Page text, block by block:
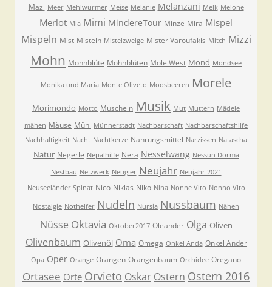
Mazi Meer Mehlwürmer Meise Melanie Melanzani Melk Melone
Merlot Mia Mimi MindereTour Minze Mira Mispel
Mispeln Mist Misteln Mistelzweige Mister Varoufakis Mitch Mizzi
Mohn Mohnblüte Mohnblüten Mole West Mond Mondsee
Monika und Maria Monte Oliveto Moosbeeren Morele
Morimondo Motto Muscheln Musik Mut Muttern Mädele
mähen Mäuse Mühl Münnerstadt Nachbarschaft Nachbarschaftshilfe
Nachhaltigkeit Nacht Nachtkerze Nahrungsmittel Narzissen Natascha
Natur Negerle Nepalhilfe Nera Nesselwang Nessun Dorma
Nestbau Netzwerk Neugier Neujahr Neujahr 2021
Neuseeländer Spinat Nico Niklas Niko Nina Nonne Vito Nonno Vito
Nostalgie Nothelfer Nudeln Nursia Nussbaum Nähen
Nüsse Oktavia Oktober2017 Oleander Olga Oliven
Olivenbaum Olivenöl Oma Omega Onkel Anda Onkel Ander
Opa Oper Orange Orangen Orangenbaum Orchidee Oregano
Ortasee Orte Orvieto Oskar Ostern Ostern 2016